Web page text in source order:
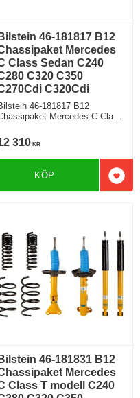
i favoriter
Bilstein 46-181817 B12
Mercedes
Class Sedan C240
C320 C350
C320Cdi
46-181817 B12
Mercedes C Class
C320Cdi Bensin Diesel
Bakaxelvikt 1130 / 1170
årsmodell 05 2000 till
årsmodell 02 2007
310 KR
KÖP
Bilstein 46-181831 B12
Mercedes
Class T modell C240